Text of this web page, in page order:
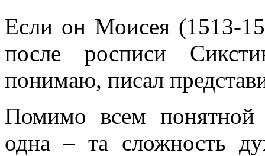
Если он Моисея (1513-
после росписи
понимаю, писал
Помимо всем понятной
одна – та сложность